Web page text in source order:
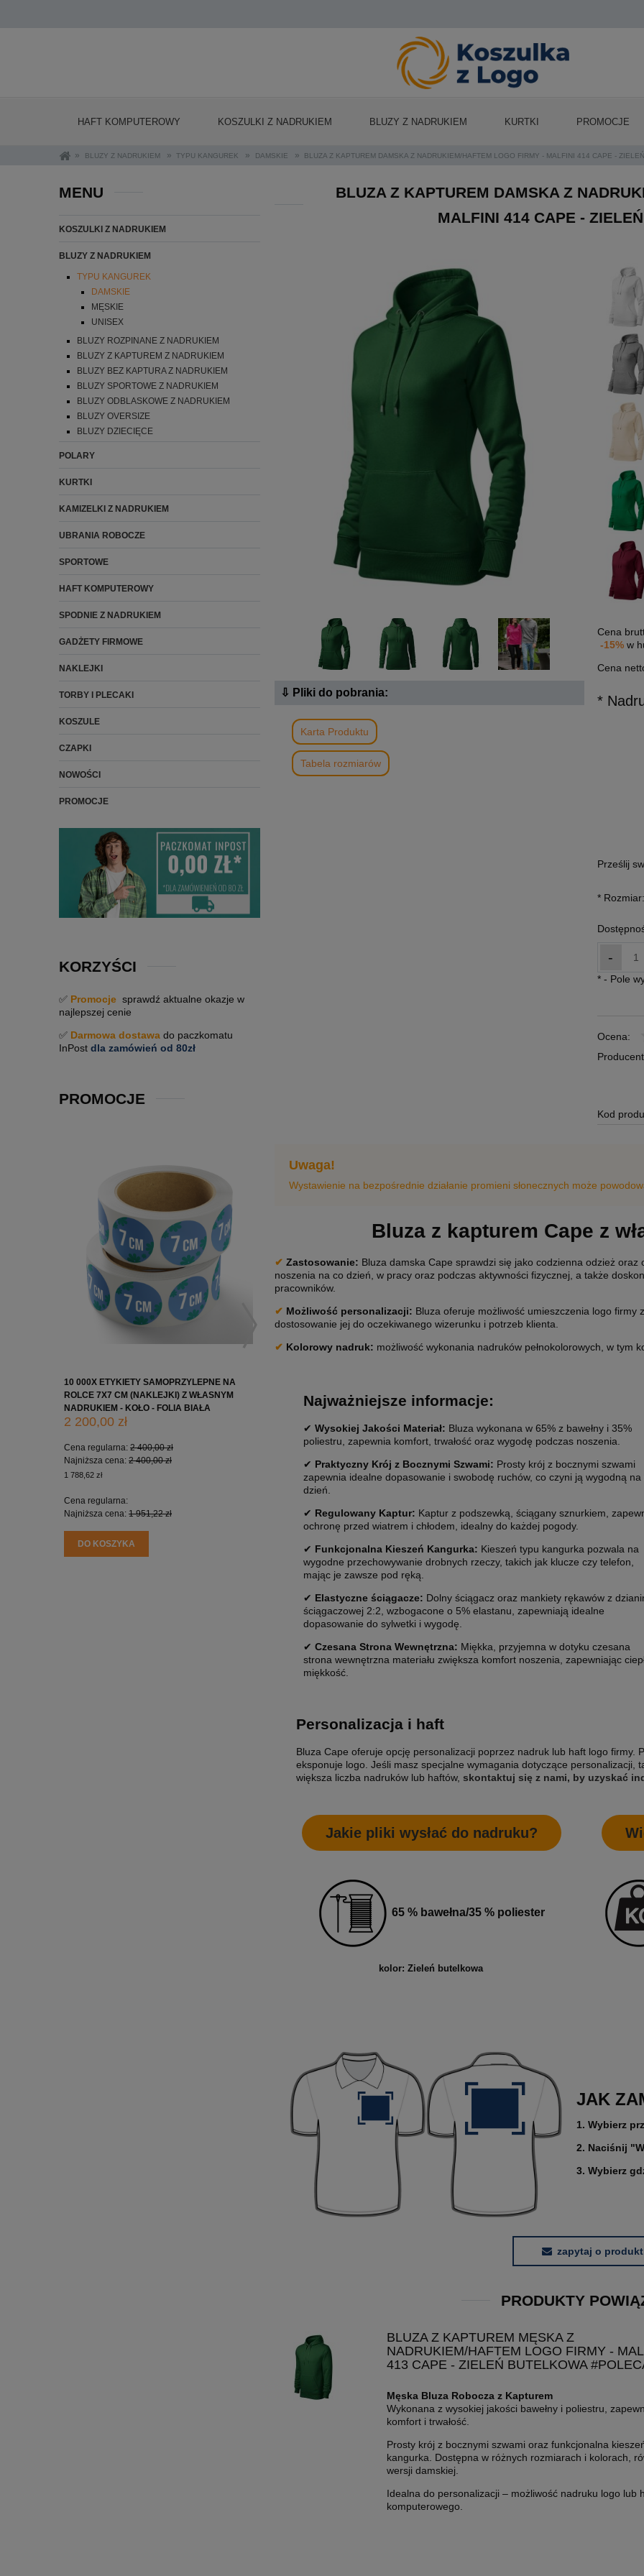
HAFT KOMPUTEROWY KOSZULKI Z NADRUKIEM BLUZY Z NADRUKIEM KURTKI PROMOCJE
» BLUZY Z NADRUKIEM » TYPU KANGUREK » DAMSKIE » BLUZA Z KAPTUREM DAMSKA Z NADRUKIEM/HAFTEM LOGO FIRMY - MALFINI 414 CAPE -
MENU
KOSZULKI Z NADRUKIEM
BLUZY Z NADRUKIEM
TYPU KANGUREK
DAMSKIE
MĘSKIE
UNISEX
BLUZY ROZPINANE Z NADRUKIEM
BLUZY Z KAPTUREM Z NADRUKIEM
BLUZY BEZ KAPTURA Z NADRUKIEM
BLUZY SPORTOWE Z NADRUKIEM
BLUZY ODBLASKOWE Z NADRUKIEM
BLUZY OVERSIZE
BLUZY DZIECIĘCE
POLARY
KURTKI
KAMIZELKI Z NADRUKIEM
UBRANIA ROBOCZE
SPORTOWE
HAFT KOMPUTEROWY
SPODNIE Z NADRUKIEM
GADŻETY FIRMOWE
NAKLEJKI
TORBY I PLECAKI
KOSZULE
CZAPKI
NOWOŚCI
PROMOCJE
KORZYŚCI
✅ Promocje sprawdź aktualne okazje w
najlepszej cenie
✅ Darmowa dostawa do paczkomatu
InPost dla zamówień od 80zł
PROMOCJE
10 000X ETYKIETY SAMOPRZYLEPNE NA
ROLCE 7X7 CM (NAKLEJKI) Z WŁASNYM
NADRUKIEM - KOŁO - FOLIA BIAŁA
2 200,00 zł
Cena regularna: 2 400,00 zł
Najniższa cena: 2 400,00 zł
1 788,62 zł
Cena regularna:
Najniższa cena: 1 951,22 zł
DO KOSZYKA
ROLCE 5X5 CM (NAKLEJKI) Z WŁASNYM
NADRUKIEM - KOŁO - FOLIA BIAŁA
1 650,00 zł
Cena regularna: 1 850,00 zł
Najniższa cena:1 850,00 zł
1 341,46 zł
Najniższa cena:1 504,07 zł
DO KOSZYKA
2 200,00 zł
Cena regularna:2 400,00 zł
Najniższa cena: 2 400,00 zł
1 788,62 zł
Najniższa cena:1 951,22 zł
DO KOSZYKA
BLUZA Z KAPTUREM DAMSKA Z
MALFINI 414 CAPE -
⇩ Pliki do pobrania:
Karta Produktu
Tabela rozmiarów
Cena
-15%w
Cena
*
Prześlij
* Rozmiar:
-
* - Pole
Ocena:
Kod
Uwaga!
Wystawienie na bezpośrednie działanie promieni słonecznych może
Bluza z kapturem Cape z
✔ Zastosowanie: Bluza damska Cape sprawdzi się jako codzienna odzież
noszenia na co dzień, w pracy oraz podczas aktywności fizycznej, a także
pracowników.
✔ Możliwość personalizacji: Bluza oferuje możliwość umieszczenia logo
dostosowanie jej do oczekiwanego wizerunku i potrzeb klienta.
✔ Kolorowy nadruk: możliwość wykonania nadruków pełnokolorowych, w tym
Najważniejsze informacje:
✔ Wysokiej Jakości Materiał: Bluza wykonana w 65% z bawełny i 35%
poliestru, zapewnia komfort, trwałość oraz wygodę podczas noszenia.
✔ Praktyczny Krój z Bocznymi Szwami: Prosty krój z bocznymi szwami
zapewnia idealne dopasowanie i swobodę ruchów, co czyni ją wygodną na
dzień.
✔ Regulowany Kaptur: Kaptur z podszewką, ściągany sznurkiem,
ochronę przed wiatrem i chłodem, idealny do każdej pogody.
✔ Funkcjonalna Kieszeń Kangurka: Kieszeń typu kangurka pozwala na
wygodne przechowywanie drobnych rzeczy, takich jak klucze czy telefon,
mając je zawsze pod ręką.
✔ Elastyczne ściągacze: Dolny ściągacz oraz mankiety rękawów z
ściągaczowej 2:2, wzbogacone o 5% elastanu, zapewniają idealne
dopasowanie do sylwetki i wygodę.
✔ Czesana Strona Wewnętrzna: Miękka, przyjemna w dotyku czesana
strona wewnętrzna materiału zwiększa komfort noszenia, zapewniając
miękkość.
Personalizacja i haft
Bluza Cape oferuje opcję personalizacji poprzez nadruk lub haft logo firmy.
eksponuje logo. Jeśli masz specjalne wymagania dotyczące personalizacji,
większa liczba nadruków lub haftów, skontaktuj się z nami, by uzyskać
Jakie pliki wysłać do nadruku?
65 % bawełna/35 % poliester
kolor: Zieleń butelkowa
JAK
1. Wybierz
2. Naciśnij
3. Wybierz
zapytaj o produkt
PRODUKTY
BLUZA Z KAPTUREM MĘSKA Z
NADRUKIEM/HAFTEM LOGO FIRMY -
413 CAPE - ZIELEŃ BUTELKOWA
Męska Bluza Robocza z Kapturem
Wykonana z wysokiej jakości bawełny i poliestru,
komfort i trwałość.
Prosty krój z bocznymi szwami oraz funkcjonalna
kangurka. Dostępna w różnych rozmiarach i kolorach,
wersji damskiej.
Idealna do personalizacji – możliwość nadruku logo lub
komputerowego.